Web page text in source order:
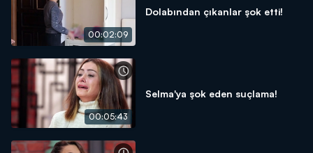
00:02:09
Dolabından çıkanlar şok etti!
00:05:43
Selma'ya şok eden suçlama!